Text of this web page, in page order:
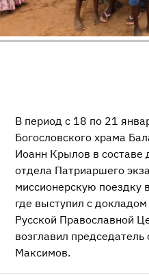
В период с 18 по 21
Богословского храма
Иоанн Крылов в составе
отдела Патриаршего
миссионерскую поездку
где выступил с
Русской Православной
возглавил
Максимов.